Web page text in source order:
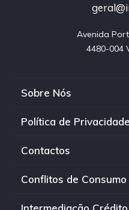
Avenida
4480-004
Sobre Nós
Política de Privacidade
Contactos
Conflitos de Consumo